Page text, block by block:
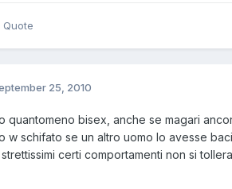
Quote
25, 2010
quantomeno bisex, anche se magari
w schifato se un altro uomo lo avesse
certi comportamenti non si